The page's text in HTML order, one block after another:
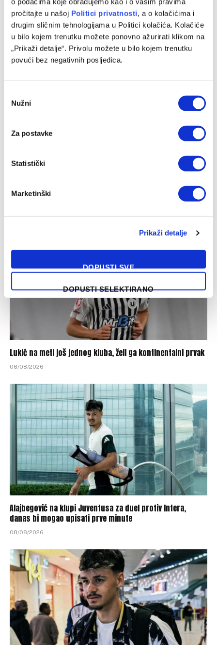
pročitajte u našoj Politici privatnosti, a o kolačićima i
drugim sličnim tehnologijama u Politici kolačića. Kolačiće
u bilo kojem trenutku možete ponovno ažurirati klikom na
„Prikaži detalje“. Privolu možete u bilo kojem trenutku
povući bez negativnih posljedica.
Selection
Nužni
Za postavke
Statistički
Marketinški
Prikaži detalje
DOPUSTI SVE
DOPUSTI SELEKTIRANO
Preminuo otac Lionela Messija nakon borbe sa teškom
bolešću
08/08/2026
Počinje nova era u Staroj dami: Alajbegović debitovao za
Juventus
Lukić na meti još jednog kluba, želi ga kontinentalni prvak
08/08/2026
Alajbegović na klupi Juventusa za duel protiv Intera,
danas bi mogao upisati prve minute
08/08/2026